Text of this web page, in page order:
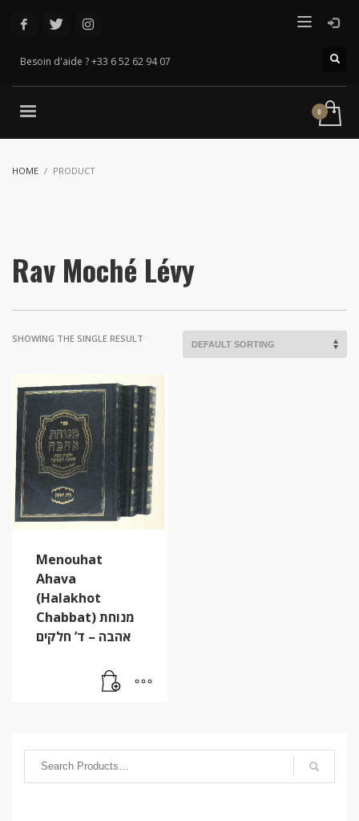
Besoin d'aide ? +33 6 52 62 94 07
HOME PRODUCT
Rav Moché Lévy
SHOWING THE SINGLE RESULT
Menouhat
Ahava
(Halakhot
Chabbat) מנוחת
אהבה – ד’ חלקים